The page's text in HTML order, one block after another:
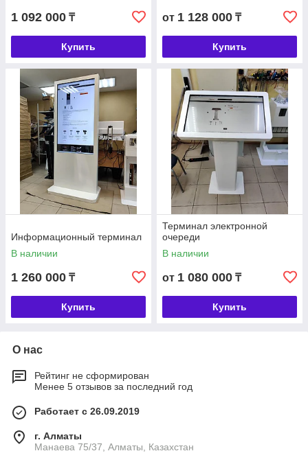
1 092 000 ₸
Купить
от 1 128 000 ₸
Купить
Информационный терминал
В наличии
1 260 000 ₸
Купить
Терминал электронной
очереди
В наличии
от 1 080 000 ₸
Купить
О нас
Рейтинг не сформирован
Менее 5 отзывов за последний год
Работает с 26.09.2019
г. Алматы
Манаева 75/37, Алматы, Казахстан